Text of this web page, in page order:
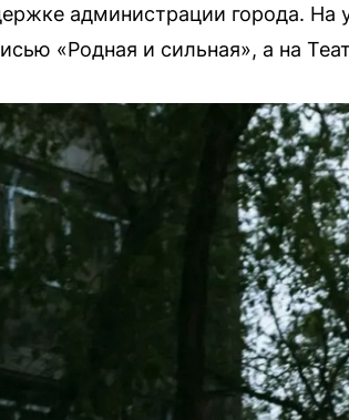
администрации города. На
«Родная и сильная», а на